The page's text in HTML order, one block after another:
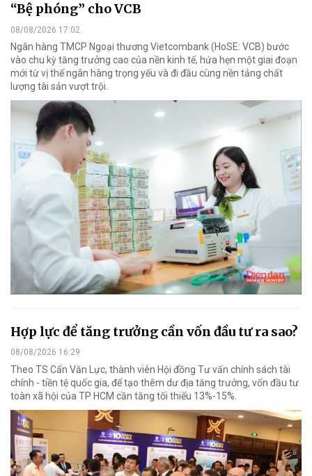
“Bệ phóng” cho VCB
08/08/2026 17:02
Ngân hàng TMCP Ngoại thương Vietcombank (HoSE: VCB) bước
vào chu kỳ tăng trưởng cao của nền kinh tế, hứa hẹn một giai đoạn
mới từ vị thế ngân hàng trọng yếu và đi đầu cùng nền tảng chất
lượng tài sản vượt trội.
Hợp lực để tăng trưởng cần vốn đầu tư ra sao?
08/08/2026 16:29
Theo TS Cấn Văn Lực, thành viên Hội đồng Tư vấn chính sách tài
chính - tiền tệ quốc gia, để tạo thêm dư địa tăng trưởng, vốn đầu tư
toàn xã hội của TP HCM cần tăng tối thiểu 13%-15%.